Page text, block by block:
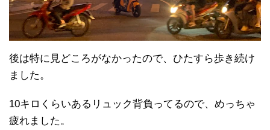
後は特に見どころがなかったので、ひたすら歩き続け
ました。
10キロくらいあるリュック背負ってるので、めっちゃ
疲れました。